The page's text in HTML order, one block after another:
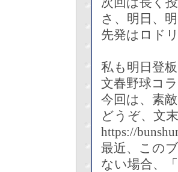
さ、明日、
先発はロド
私も明日登
文春野球コ
今回は、素
どうぞ、文
https://
最近、この
ない場合、